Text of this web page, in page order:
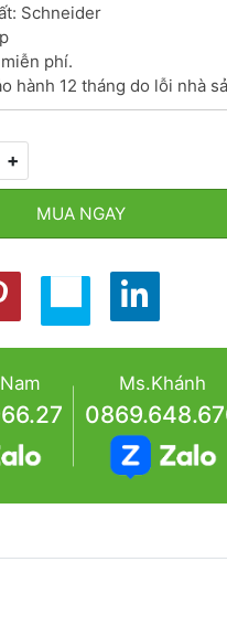
Schneider
phí.
hành 12 tháng do lỗi nhà
+
MUA NGAY
Ms.Khánh